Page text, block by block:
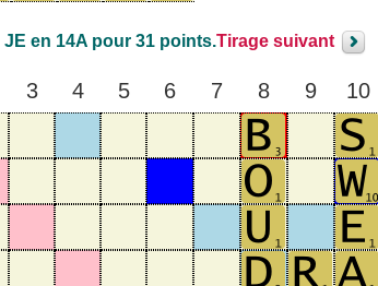
JE en 14A pour 31 points.Tirage suivant
3 4 5 6 7 8 9 10